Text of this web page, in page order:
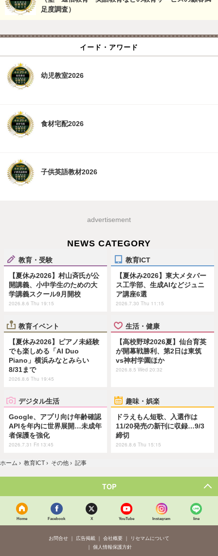
足度調査）
イード・アワード
幼児教室2026
食材宅配2026
子供英語教材2026
advertisement
NEWS CATEGORY
教育・受験
【夏休み2026】村山斉氏が公
開講義、小中学生のための大
学講義スクール9月開校
2026.8.6 Thu 19:15
教育ICT
【夏休み2026】東大メタバー
ス工学部、生成AIなどジュニ
ア講座6選
2026.7.30 Thu 11:15
教育イベント
【夏休み2026】ピアノ未経験
でも楽しめる「AI Duo
Piano」横浜みなとみらい
8/31まで
2026.8.6 Thu 19:45
生活・健康
【高校野球2026夏】仙台育英
が開幕戦勝利、第2日は東筑
vs神村学園ほか
2026.8.5 Wed 20:32
デジタル生活
Google、アプリ向け年齢確認
APIを年内に世界展開…未成年
者保護を強化
2026.7.31 Fri 13:45
趣味・娯楽
ドラえもん短歌、入選作は
11/20発売の新刊に収録…9/3
締切
2026.8.6 Thu 15:15
ホーム › 教育ICT › その他 › 記事
TOP
Home Facebook X YouTube Instagram line
お問合せ 広告掲載 会社概要
リセマムについて
個人情報保護方針